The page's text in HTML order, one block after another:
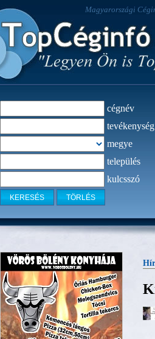
Magyarországi
cégnév
tevékenység
megye
település
kulcsszó